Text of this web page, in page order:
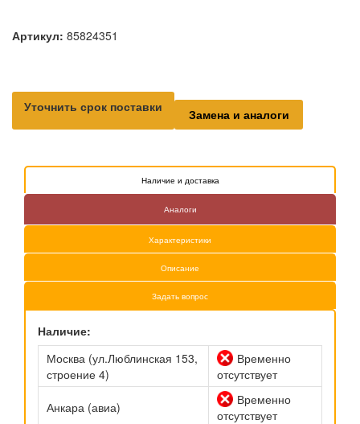
Артикул: 85824351
Уточнить срок поставки Замена и аналоги
Наличие и доставка
Аналоги
Характеристики
Описание
Задать вопрос
Наличие:
Москва (ул.Люблинская 153,
строение 4)
Временно
отсутствует
Анкара (авиа)
Временно
отсутствует